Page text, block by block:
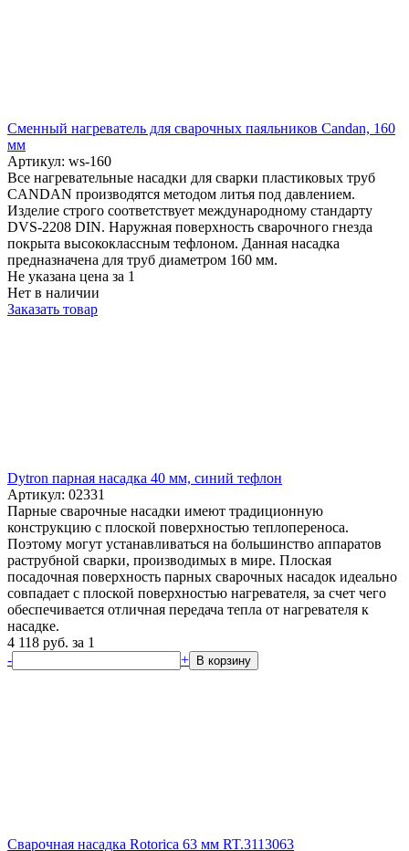
Сменный нагреватель для сварочных паяльников Candan, 160
мм
Артикул: ws-160
Все нагревательные насадки для сварки пластиковых труб
CANDAN производятся методом литья под давлением.
Изделие строго соответствует международному стандарту
DVS-2208 DIN. Наружная поверхность сварочного гнезда
покрыта высококлассным тефлоном. Данная насадка
предназначена для труб диаметром 160 мм.
Не указана цена за 1
Нет в наличии
Заказать товар
Dytron парная насадка 40 мм, синий тефлон
Артикул: 02331
Парные сварочные насадки имеют традиционную
конструкцию с плоской поверхностью теплопереноса.
Поэтому могут устанавливаться на большинство аппаратов
раструбной сварки, производимых в мире. Плоская
посадочная поверхность парных сварочных насадок идеально
совпадает с плоской поверхностью нагревателя, за счет чего
обеспечивается отличная передача тепла от нагревателя к
насадке.
4 118 руб. за 1
-
+ В корзину
Сварочная насадка Rotorica 63 мм RT.3113063